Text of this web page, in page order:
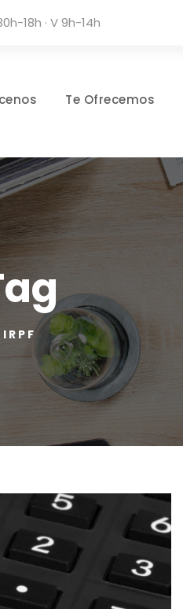
18h · V 9h-14h
Te Ofrecemos
IRPF